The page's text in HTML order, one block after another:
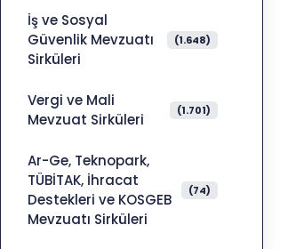
İş ve Sosyal
Güvenlik Mevzuatı
Sirküleri
(1.648)
Vergi ve Mali
Mevzuat Sirküleri
(1.701)
Ar-Ge, Teknopark,
TÜBİTAK, İhracat
Destekleri ve KOSGEB
Mevzuatı Sirküleri
(74)